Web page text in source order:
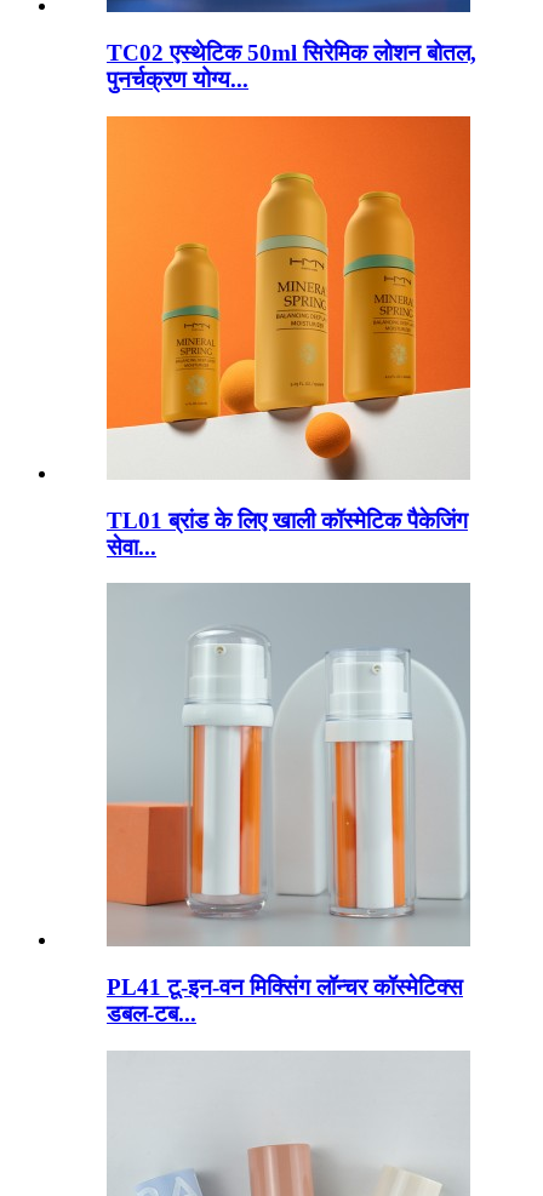
TC02 एस्थेटिक 50ml सिरेमिक लोशन बोतल,
पुनर्चक्रण योग्य...
TL01 ब्रांड के लिए खाली कॉस्मेटिक पैकेजिंग
सेवा...
PL41 टू-इन-वन मिक्सिंग लॉन्चर कॉस्मेटिक्स
डबल-टब...